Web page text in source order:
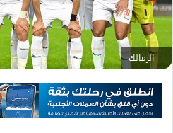
الزمالك